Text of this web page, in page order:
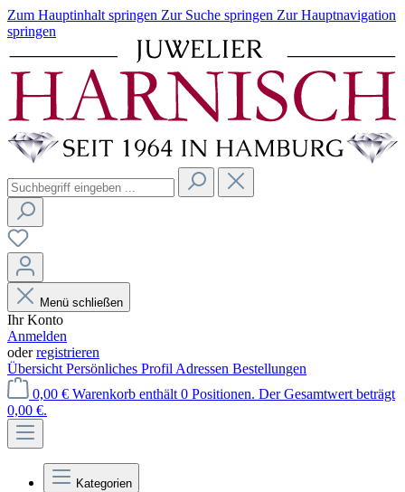
Zum Hauptinhalt springen Zur Suche springen Zur Hauptnavigation
springen
Menü schließen
Ihr Konto
Anmelden
oderregistrieren
Übersicht Persönliches Profil Adressen Bestellungen
0,00 € Warenkorb enthält 0 Positionen. Der Gesamtwert beträgt
0,00 €.
Kategorien